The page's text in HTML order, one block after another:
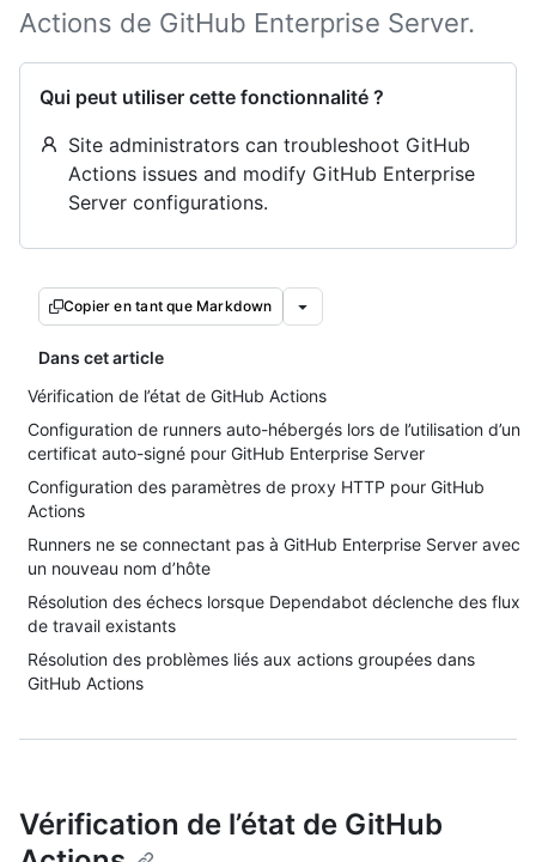
Actions de GitHub Enterprise Server.
Qui peut utiliser cette fonctionnalité ?
Site administrators can troubleshoot GitHub
Actions issues and modify GitHub Enterprise
Server configurations.
Copier en tant que Markdown
Dans cet article
Vérification de l’état de GitHub Actions
Configuration de runners auto-hébergés lors de l’utilisation d’un
certificat auto-signé pour GitHub Enterprise Server
Configuration des paramètres de proxy HTTP pour GitHub
Actions
Runners ne se connectant pas à GitHub Enterprise Server avec
un nouveau nom d’hôte
Résolution des échecs lorsque Dependabot déclenche des flux
de travail existants
Résolution des problèmes liés aux actions groupées dans
GitHub Actions
Vérification de l’état de GitHub